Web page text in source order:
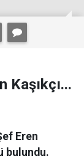
Kaşıkçı...
Eren
bulundu.